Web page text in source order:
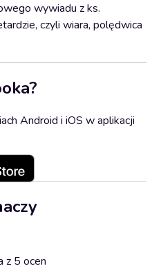
wywiadu z ks.
czyli wiara, polędwica
Android i iOS w aplikacji
z 5 ocen